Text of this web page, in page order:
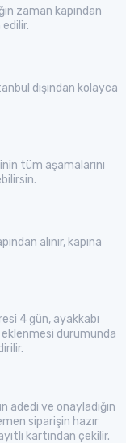
zaman kapından
dışından kolayca
tüm aşamalarını
alınır, kapına
4 gün, ayakkabı
eklenmesi durumunda
adedi ve onayladığın
siparişin hazır
kartından çekilir.